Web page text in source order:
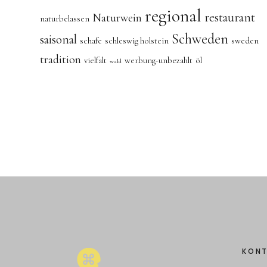
naturbelassen Naturwein regional restaurant
saisonal schafe schleswig holstein Schweden sweden
tradition vielfalt wald werbung-unbezahlt öl